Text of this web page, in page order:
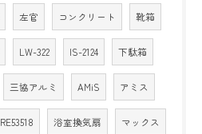
左官 コンクリート 靴箱
LW-322 IS-2124 下駄箱
三協アルミ AMiS アミス
RE53518 浴室換気扇 マックス